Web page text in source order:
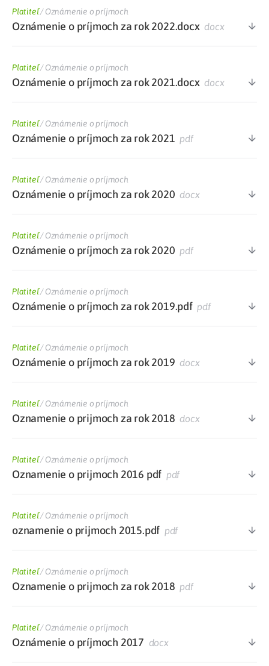
Platiteľ/Oznámenie o príjmoch
Oznámenie o príjmoch za rok 2022.docx docx
Platiteľ/Oznámenie o príjmoch
Oznámenie o príjmoch za rok 2021.docx docx
Platiteľ/Oznámenie o príjmoch
Oznámenie o príjmoch za rok 2021 pdf
Platiteľ/Oznámenie o príjmoch
Oznámenie o príjmoch za rok 2020 docx
Platiteľ/Oznámenie o príjmoch
Oznámenie o príjmoch za rok 2020 pdf
Platiteľ/Oznámenie o príjmoch
Oznámenie o príjmoch za rok 2019.pdfpdf
Platiteľ/Oznámenie o príjmoch
Oznámenie o príjmoch za rok 2019 docx
Platiteľ/Oznámenie o príjmoch
Oznamenie o prijmoch za rok 2018 docx
Platiteľ/Oznámenie o príjmoch
Oznamenie o prijmoch 2016 pdf pdf
Platiteľ/Oznámenie o príjmoch
oznamenie o prijmoch 2015.pdf pdf
Platiteľ/Oznámenie o príjmoch
Oznamenie o prijmoch za rok 2018 pdf
Platiteľ/Oznámenie o príjmoch
Oznámenie o príjmoch 2017 docx